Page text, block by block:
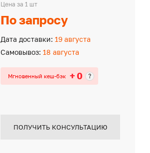
Цена за 1 шт
По запросу
Дата доставки: 19 августа
Самовывоз: 18 августа
Мгновенный кеш-бэк + 0 ?
ПОЛУЧИТЬ КОНСУЛЬТАЦИЮ